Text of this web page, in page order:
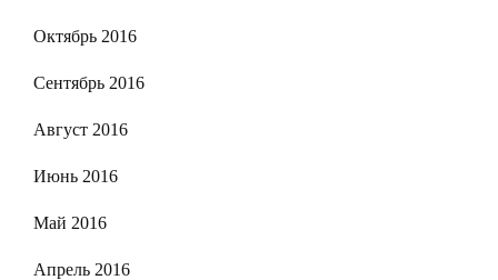
Октябрь 2016
Сентябрь 2016
Август 2016
Июнь 2016
Май 2016
Апрель 2016